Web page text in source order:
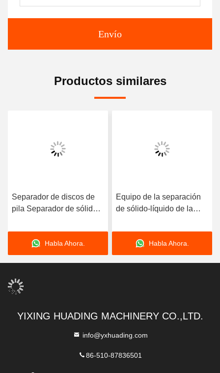
Envío
Productos similares
Separador de discos de
pila Separador de sólidos
Habla Ahora.
Equipo de la separación
de sólido-líquido de la
la pila de disco del PLC
Habla Ahora.
YIXING HUADING MACHINERY CO.,LTD.
info@yxhuading.com
86-510-87836501